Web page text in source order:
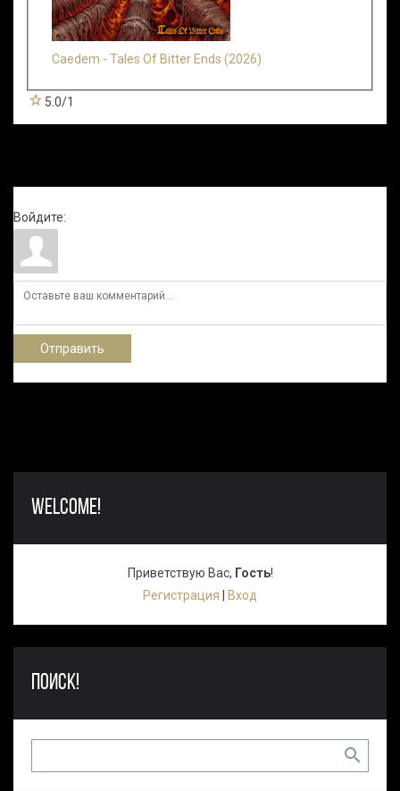
Caedem - Tales Of Bitter Ends (2026)
5.0/1
Войдите:
Отправить
WELCOME!
Приветствую Вас, Гость!
Регистрация
Вход
ПОИСК!